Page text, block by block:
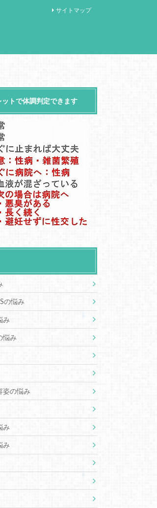
サイトマップ
トで体調判定できます
の悩み
み
悩み
姿の悩み
み
み